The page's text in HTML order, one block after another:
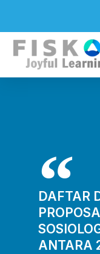
DAFTAR
ANTARA